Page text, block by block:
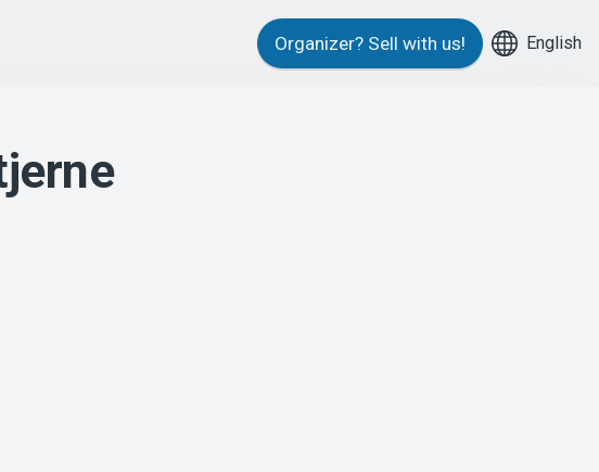
Organizer? Sell with us! English